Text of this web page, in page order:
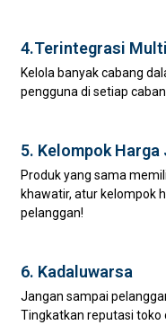
4.Terintegrasi
Kelola banyak cabang
pengguna di setiap
5. Kelompok Harga
Produk yang sama
khawatir, atur kelompok
pelanggan!
6. Kadaluwarsa
Jangan sampai
Tingkatkan reputasi toko